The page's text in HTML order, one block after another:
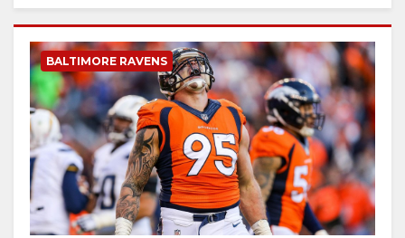
BALTIMORE RAVENS